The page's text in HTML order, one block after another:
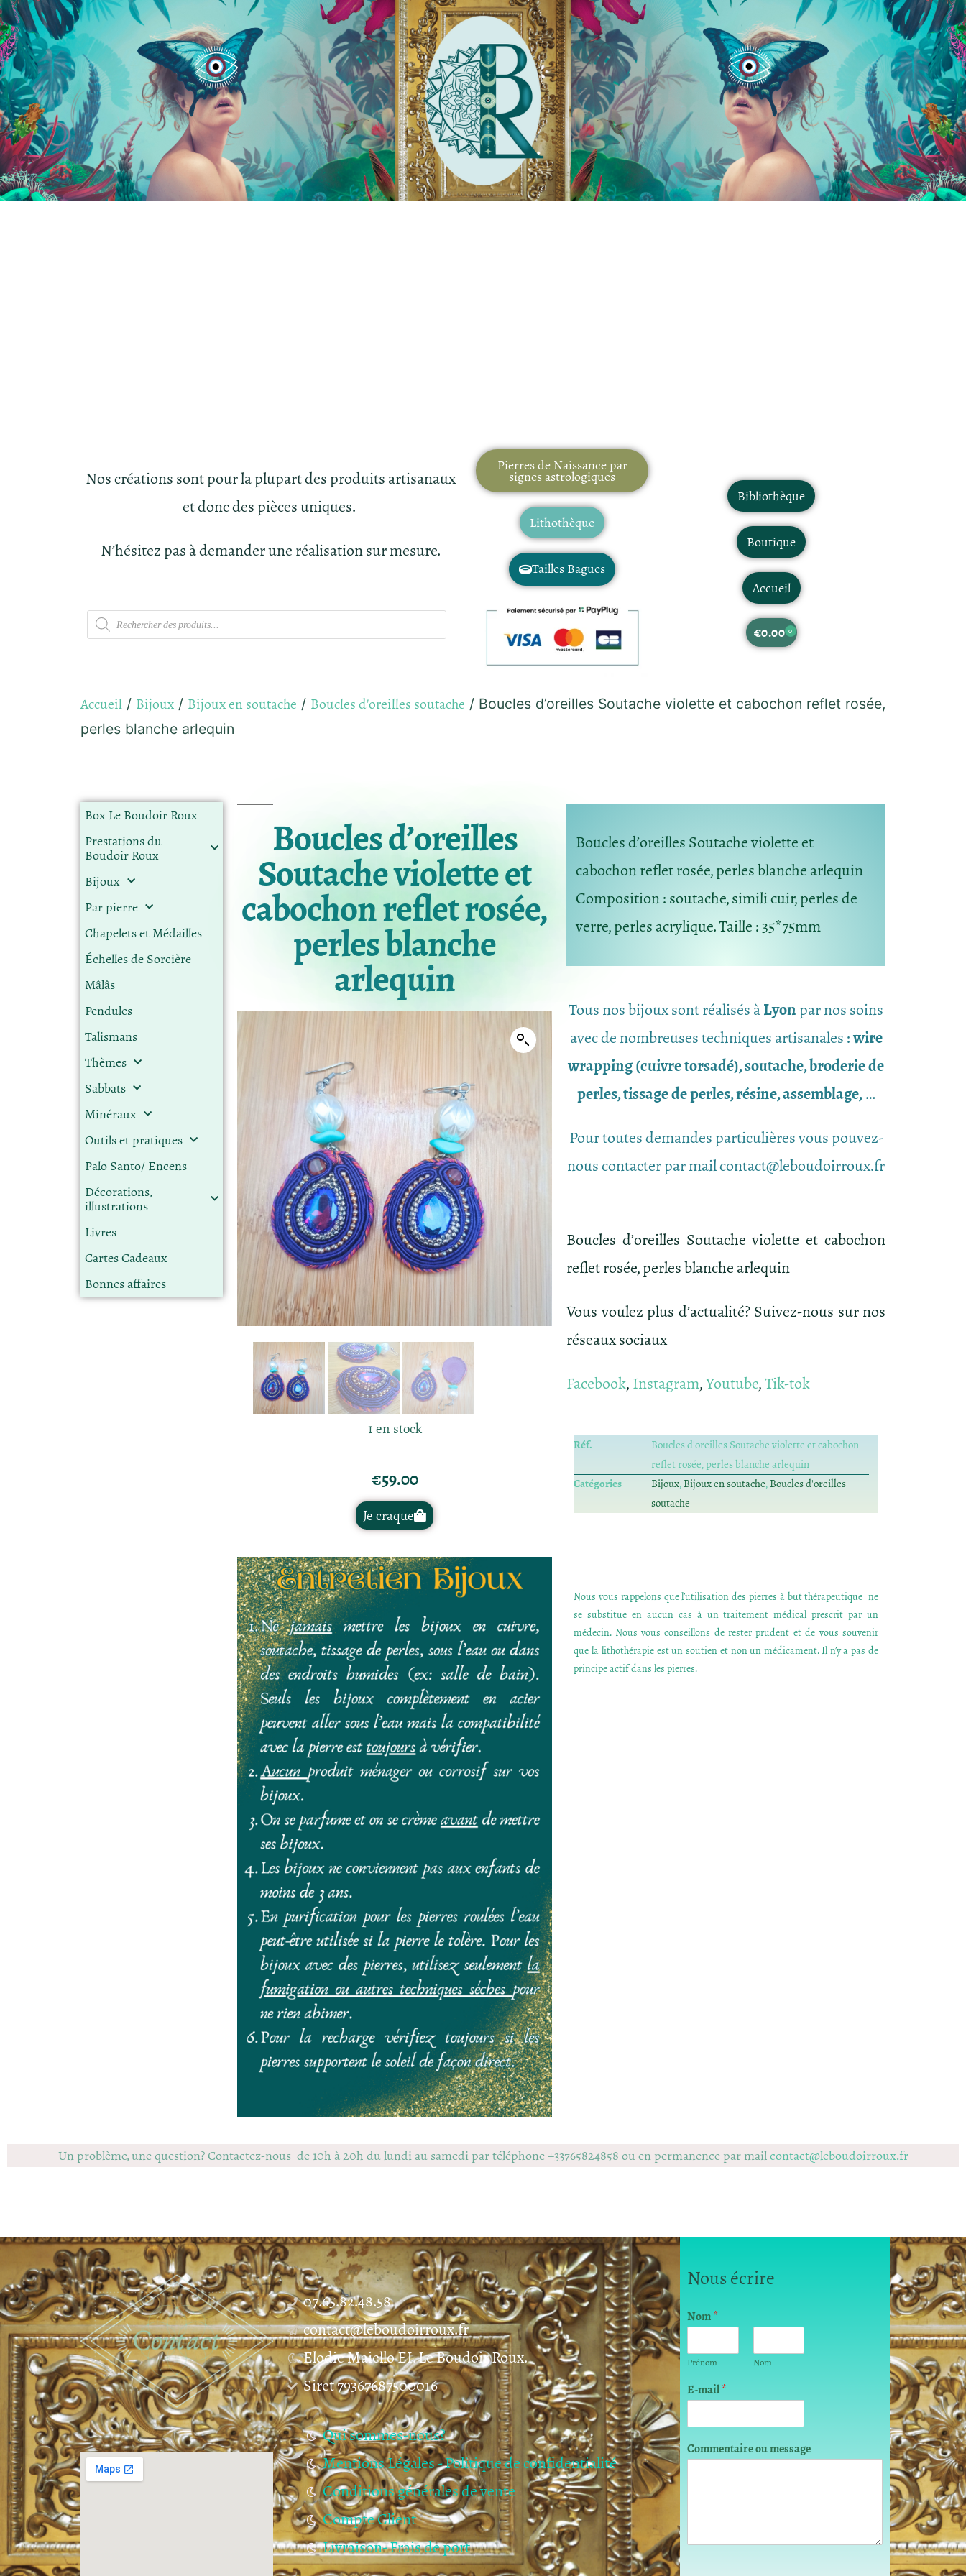
Nos créations sont pour la plupart des produits artisanaux
et donc des pièces uniques.
N’hésitez pas à demander une réalisation sur mesure.
Pierres de Naissance par
signes astrologiques
Lithothèque
Tailles Bagues
Bibliothèque
Boutique
Accueil
€0.00 0
Accueil / Bijoux / Bijoux en soutache / Boucles d'oreilles soutache / Boucles d’oreilles Soutache violette et cabochon reflet rosée,
perles blanche arlequin
Box Le Boudoir Roux
Prestations du
Boudoir Roux
Bijoux
Par pierre
Chapelets et Médailles
Échelles de Sorcière
Mâlâs
Pendules
Talismans
Thèmes
Sabbats
Minéraux
Outils et pratiques
Palo Santo/ Encens
Décorations,
illustrations
Livres
Cartes Cadeaux
Bonnes affaires
Boucles d’oreilles
Soutache violette et
cabochon reflet rosée,
perles blanche
arlequin
1 en stock
€59.00
Je craque
Boucles d’oreilles Soutache violette et
cabochon reflet rosée, perles blanche arlequin
Composition : soutache, simili cuir, perles de
verre, perles acrylique. Taille : 35*75mm
Tous nos bijoux sont réalisés àLyonpar nos soins
avec de nombreuses techniques artisanales :wire
wrapping (cuivre torsadé), soutache, broderie de
perles, tissage de perles, résine, assemblage,…
Pour toutes demandes particulières vous pouvez-
nous contacter par mail contact@leboudoirroux.fr
Boucles d’oreilles Soutache violette et cabochon
reflet rosée, perles blanche arlequin
Vous voulez plus d’actualité? Suivez-nous sur nos
réseaux sociaux
Facebook,Instagram,Youtube,Tik-tok
Réf.
Boucles d'oreilles Soutache violette et cabochon
reflet rosée, perles blanche arlequin
Catégories
Bijoux,Bijoux en soutache,Boucles d'oreilles
soutache
Nous vous rappelons que l’utilisation des pierres à but thérapeutique ne
se substitue en aucun cas à un traitement médical prescrit par un
médecin. Nous vous conseillons de rester prudent et de vous souvenir
que la lithothérapie est un soutien et non un médicament. Il n’y a pas de
principe actif dans les pierres.
Un problème, une question? Contactez-nous de 10h à 20h du lundi au samedi par téléphone +33765824858 ou en permanence par mailcontact@leboudoirroux.fr
07.65.82.48.58
contact@leboudoirroux.fr
Elodie Maiello EI. Le Boudoir Roux.
Siret 79367687500016
Qui sommes-nous?
Mentions Légales - Politique de confidentialité
Conditions générales de vente
Compte Client
Livraison- Frais de port
Nous écrire
N
o
m
e
s
g
C
Nom*
Prénom Nom
E-mail*
Commentaire ou message